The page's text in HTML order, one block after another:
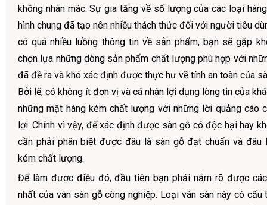
không nhãn mác. Sự gia tăng về số lượng của các loại
hình chung đã tạo nên nhiều thách thức đối với người tiêu
có quá nhiều luồng thông tin về sản phẩm, bạn sẽ gặp
chọn lựa những dòng sản phẩm chất lượng phù hợp với
đã đề ra và khó xác định được thực hư về tính an toàn của
Bởi lẽ, có không ít đơn vị và cá nhân lợi dụng lòng tin của
những mặt hàng kém chất lượng với những lời quảng cáo
lợi. Chính vì vậy, để xác định được sàn gỗ có độc hại hay
cần phải phân biệt được đâu là sàn gỗ đạt chuẩn và đâu
kém chất lượng.
Để làm được điều đó, đầu tiên bạn phải nắm rõ được
nhất của ván sàn gỗ công nghiệp. Loại ván sàn này có